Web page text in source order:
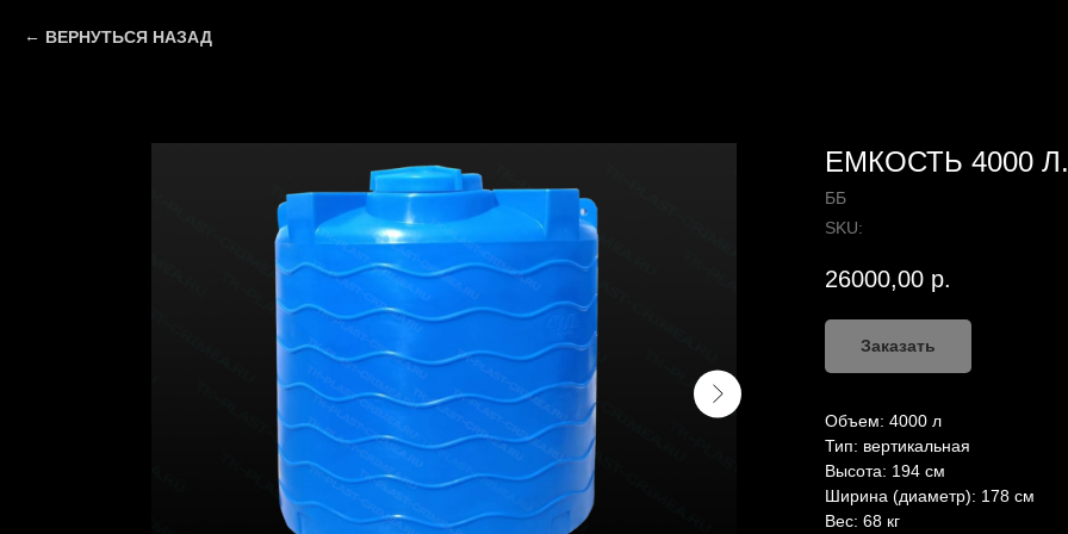
ВЕРНУТЬСЯ НАЗАД
ЕМКОСТЬ 4000
ББ
SKU:
26000,00 р.
Заказать
Объем: 4000 л
Тип: вертикальная
Высота: 194 см
Ширина (диаметр): 178 см
Вес: 68 кг